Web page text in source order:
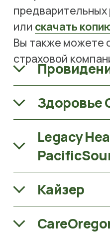
Здоровье
Legacy
Кайзер
или скачать
Вы также можете
страховой